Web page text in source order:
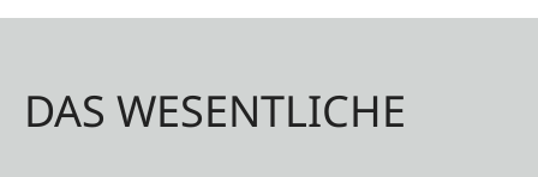
DAS WESENTLICHE